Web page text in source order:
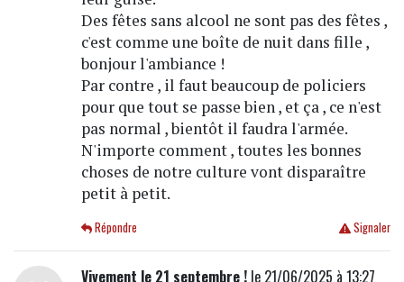
Des fêtes sans alcool ne sont pas des fêtes ,
c'est comme une boîte de nuit dans fille ,
bonjour l'ambiance !
Par contre , il faut beaucoup de policiers
pour que tout se passe bien , et ça , ce n'est
pas normal , bientôt il faudra l'armée.
N'importe comment , toutes les bonnes
choses de notre culture vont disparaître
petit à petit.
Signaler
Répondre
Vivement le 21 septembre !le 21/06/2025 à 13:27